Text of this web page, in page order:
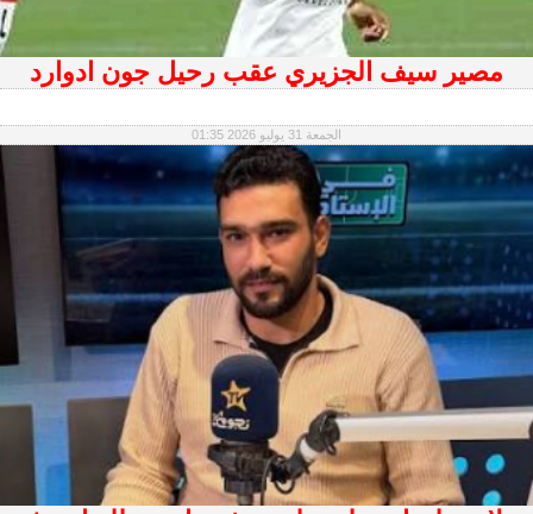
مصير سيف الجزيري عقب رحيل جون ادوارد
الجمعة 31 يوليو 2026 01:35